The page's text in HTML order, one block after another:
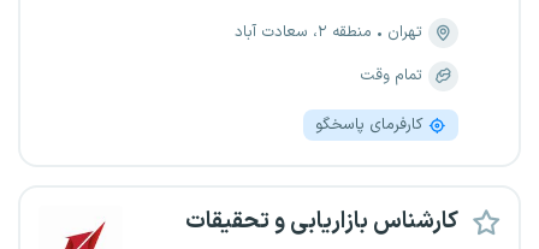
تهران
منطقه ۲، سعادت آباد
تمام وقت
کارفرمای پاسخگو
کارشناس بازاریابی و تحقیقات